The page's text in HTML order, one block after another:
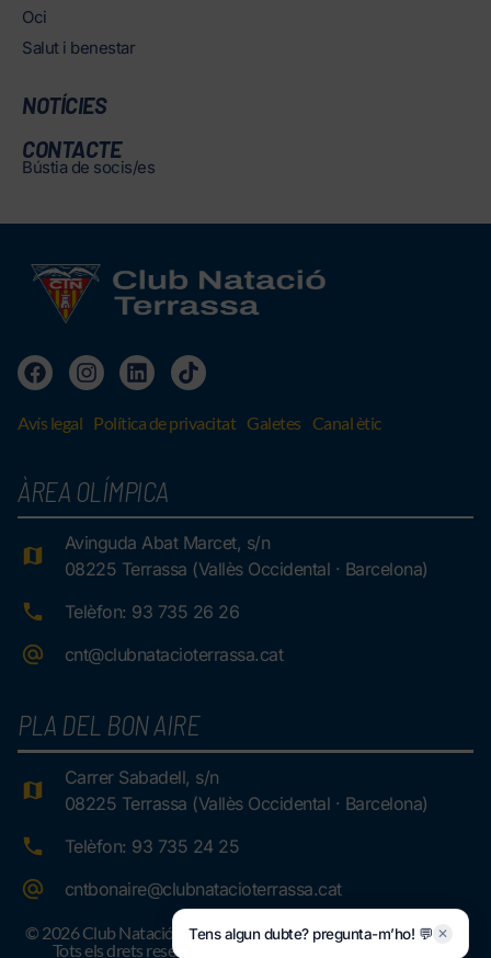
Oci
Salut i benestar
NOTÍCIES
CONTACTE
Bústia de socis/es
Avís legal Política de privacitat Galetes Canal ètic
ÀREA OLÍMPICA
Avinguda Abat Marcet, s/n
08225 Terrassa (Vallès Occidental · Barcelona)
Telèfon: 93 735 26 26
cnt@clubnatacioterrassa.cat
PLA DEL BON AIRE
Carrer Sabadell, s/n
08225 Terrassa (Vallès Occidental · Barcelona)
Telèfon: 93 735 24 25
cntbonaire@clubnatacioterrassa.cat
© 2026 Club Natació Terrassa.
Tots els drets reservats
Tens algun dubte? pregunta-m’ho! 💬 ✕